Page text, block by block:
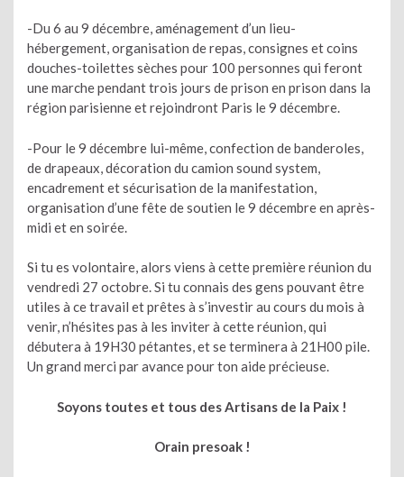
-Du 6 au 9 décembre, aménagement d’un lieu-
hébergement, organisation de repas, consignes et coins
douches-toilettes sèches pour 100 personnes qui feront
une marche pendant trois jours de prison en prison dans la
région parisienne et rejoindront Paris le 9 décembre.
-Pour le 9 décembre lui-même, confection de banderoles,
de drapeaux, décoration du camion sound system,
encadrement et sécurisation de la manifestation,
organisation d’une fête de soutien le 9 décembre en après-
midi et en soirée.
Si tu es volontaire, alors viens à cette première réunion du
vendredi 27 octobre. Si tu connais des gens pouvant être
utiles à ce travail et prêtes à s’investir au cours du mois à
venir, n’hésites pas à les inviter à cette réunion, qui
débutera à 19H30 pétantes, et se terminera à 21H00 pile.
Un grand merci par avance pour ton aide précieuse.
Soyons toutes et tous des Artisans de la Paix !
Orain presoak !